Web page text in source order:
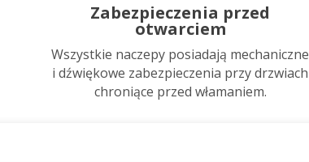
Zabezpieczenia przed
otwarciem
Wszystkie naczepy posiadają mechaniczne
i dźwiękowe zabezpieczenia przy drzwiach
chroniące przed włamaniem.